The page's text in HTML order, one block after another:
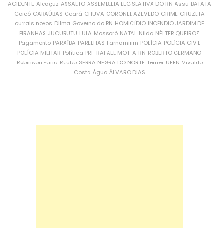
ACIDENTE Alcaçuz ASSALTO ASSEMBLEIA LEGISLATIVA DO RN Assu BATATA
Caicó CARAÚBAS Ceará CHUVA CORONEL AZEVEDO CRIME CRUZETA
currais novos Dilma Governo do RN HOMICÍDIO INCÊNDIO JARDIM DE
PIRANHAS JUCURUTU LULA Mossoró NATAL Nilda NÉLTER QUEIROZ
Pagamento PARAÍBA PARELHAS Parnamirim POLÍCIA POLÍCIA CIVIL
POLÍCIA MILITAR Política PRF RAFAEL MOTTA RN ROBERTO GERMANO
Robinson Faria Roubo SERRA NEGRA DO NORTE Temer UFRN Vivaldo
Costa Água ÁLVARO DIAS